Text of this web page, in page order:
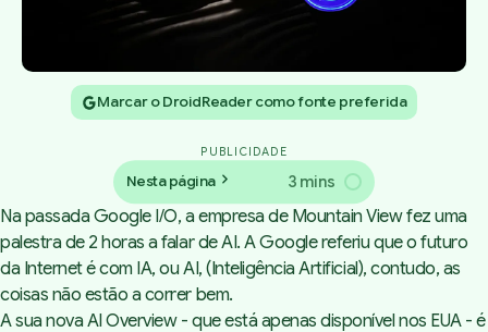
Marcar o DroidReader como fonte preferida
PUBLICIDADE
Nesta página 3 mins
Na passada Google I/O, a empresa de Mountain View fez uma
palestra de 2 horas a falar de AI. A Google referiu que o futuro
da Internet é com IA, ou AI, (Inteligência Artificial), contudo, as
coisas não estão a correr bem.
A sua nova AI Overview - que está apenas disponível nos EUA - é